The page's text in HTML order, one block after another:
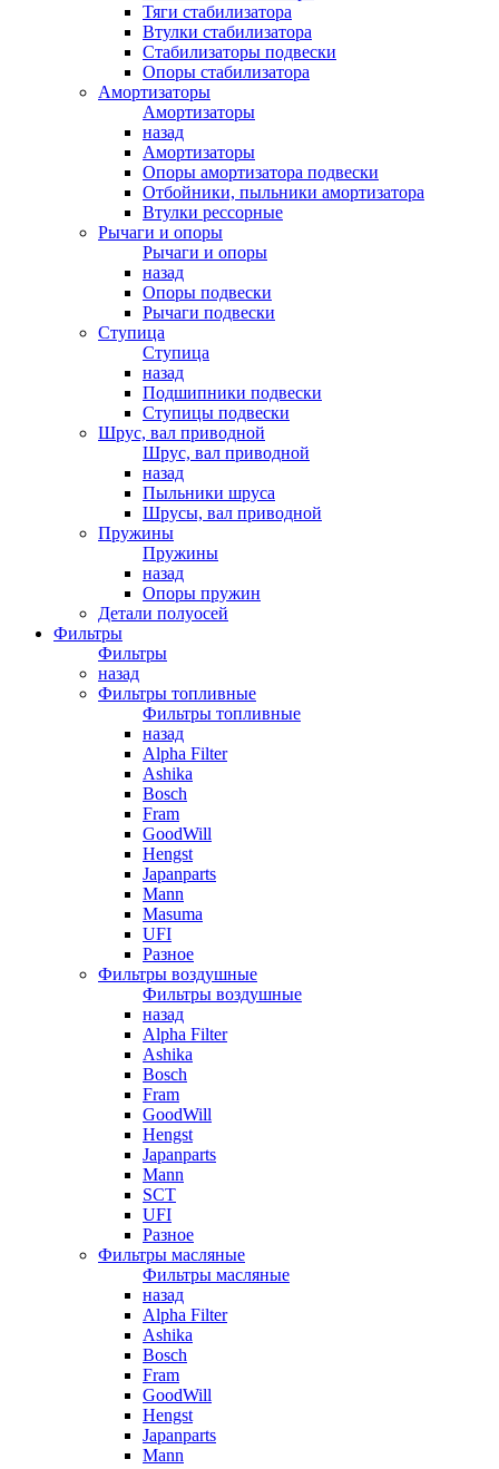
Тяги стабилизатора
Втулки стабилизатора
Стабилизаторы подвески
Опоры стабилизатора
Амортизаторы
Амортизаторы
назад
Амортизаторы
Опоры амортизатора подвески
Отбойники, пыльники амортизатора
Втулки рессорные
Рычаги и опоры
Рычаги и опоры
назад
Опоры подвески
Рычаги подвески
Ступица
Ступица
назад
Подшипники подвески
Ступицы подвески
Шрус, вал приводной
Шрус, вал приводной
назад
Пыльники шруса
Шрусы, вал приводной
Пружины
Пружины
назад
Опоры пружин
Детали полуосей
Фильтры
Фильтры
назад
Фильтры топливные
Фильтры топливные
назад
Alpha Filter
Ashika
Bosch
Fram
GoodWill
Hengst
Japanparts
Mann
Masuma
UFI
Разное
Фильтры воздушные
Фильтры воздушные
назад
Alpha Filter
Ashika
Bosch
Fram
GoodWill
Hengst
Japanparts
Mann
SCT
UFI
Разное
Фильтры масляные
Фильтры масляные
назад
Alpha Filter
Ashika
Bosch
Fram
GoodWill
Hengst
Japanparts
Mann